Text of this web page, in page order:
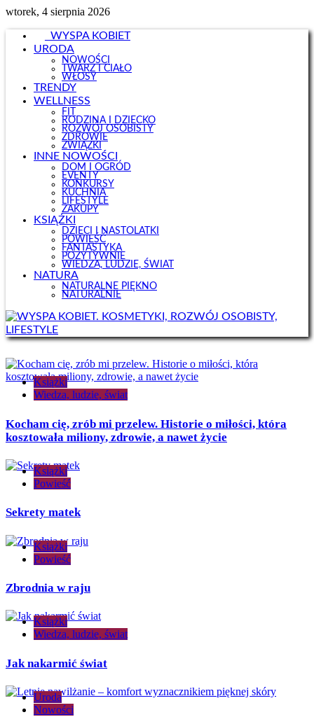
wtorek, 4 sierpnia 2026
WYSPA KOBIET
URODA
NOWOŚCI
TWARZ I CIAŁO
WŁOSY
TRENDY
WELLNESS
FIT
RODZINA I DZIECKO
ROZWÓJ OSOBISTY
ZDROWIE
ZWIĄZKI
INNE NOWOŚCI
DOM I OGRÓD
EVENTY
KONKURSY
KUCHNIA
LIFESTYLE
ZAKUPY
KSIĄŻKI
DZIECI I NASTOLATKI
POWIEŚĆ
FANTASTYKA
POZYTYWNIE
WIEDZA, LUDZIE, ŚWIAT
NATURA
NATURALNE PIĘKNO
NATURALNIE
Książki
Wiedza, ludzie, świat
Kocham cię, zrób mi przelew. Historie o miłości, która
kosztowała miliony, zdrowie, a nawet życie
Książki
Powieść
Sekrety matek
Książki
Powieść
Zbrodnia w raju
Książki
Wiedza, ludzie, świat
Jak nakarmić świat
Uroda
Nowości